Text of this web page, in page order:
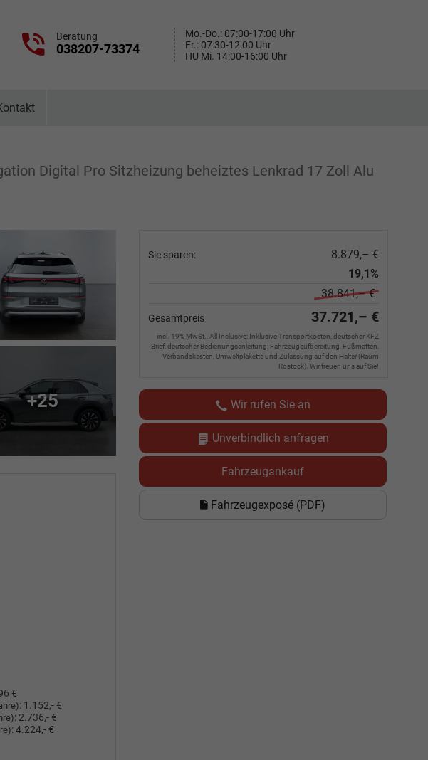
Beratung
038207-73374
Mo.-Do.: 07:00-17:00 Uhr
Fr.: 07:30-12:00 Uhr
HU Mi. 14:00-16:00 Uhr
Digital Pro Sitzheizung beheiztes Lenkrad 17 Zoll Alu
Sie sparen:
8.879,– €
19,1%
38.841,– €
Gesamtpreis 37.721,– €
incl. 19% MwSt., All Inclusive: Inklusive Transportkosten, deutscher KFZ
Brief, deutscher Bedienungsanleitung, Fahrzeugaufbereitung, Fußmatten,
Verbandskasten, Umweltplakette und Zulassung auf den Halter (Raum
Rostock). Wir freuen uns auf Sie!
Wir rufen Sie an
Unverbindlich anfragen
Fahrzeugankauf
Fahrzeugexposé (PDF)
+25
€
: 1.152,- €
: 2.736,- €
:4.224,- €